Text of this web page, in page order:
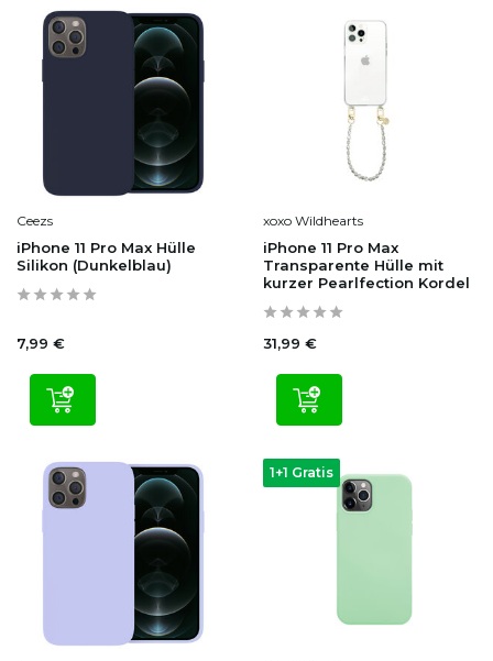
Ceezs
iPhone 11 Pro Max Hülle
Silikon (Dunkelblau)
7,99 €
xoxo Wildhearts
iPhone 11 Pro Max
Transparente Hülle mit
kurzer Pearlfection Kordel
31,99 €
1+1 Gratis